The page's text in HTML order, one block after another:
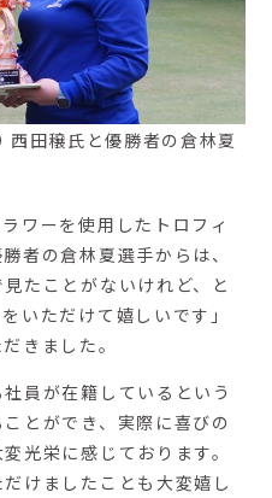
西田穣氏と優勝者の倉林夏
ワーを使用したトロフィ
者の倉林夏選手からは、
たことがないけれど、と
いただけて嬉しいです」
きました。
員が在籍しているという
とができ、実際に喜びの
光栄に感じております。
けましたことも大変嬉し